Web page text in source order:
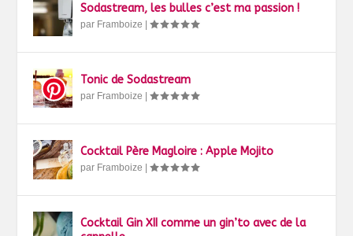
Sodastream, les bulles c’est ma passion !
par Framboize |
Tonic de Sodastream
par Framboize |
Cocktail Père Magloire : Apple Mojito
par Framboize |
Cocktail Gin XII comme un gin’to avec de la